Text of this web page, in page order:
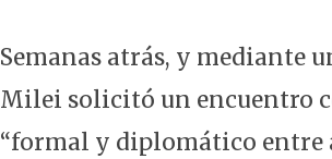
Semanas atrás, y mediante
Milei solicitó un encuentro
“formal y diplomático entre